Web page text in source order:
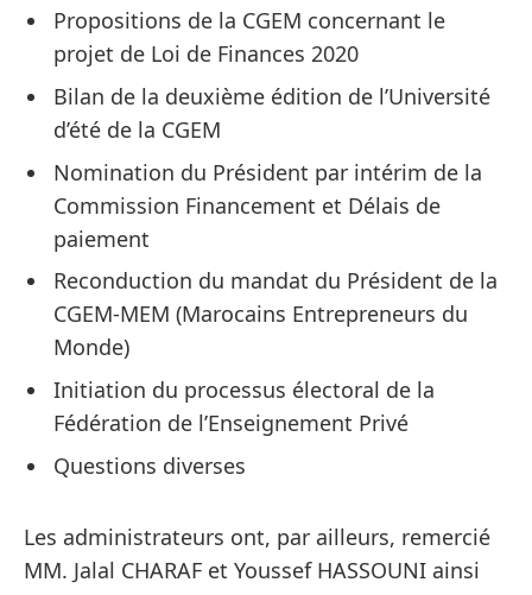
Propositions de la CGEM concernant le
projet de Loi de Finances 2020
Bilan de la deuxième édition de l’Université
d’été de la CGEM
Nomination du Président par intérim de la
Commission Financement et Délais de
paiement
Reconduction du mandat du Président de la
CGEM-MEM (Marocains Entrepreneurs du
Monde)
Initiation du processus électoral de la
Fédération de l’Enseignement Privé
Questions diverses
Les administrateurs ont, par ailleurs, remercié
MM. Jalal CHARAF et Youssef HASSOUNI ainsi